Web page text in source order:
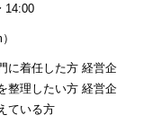
14:00
に着任した方 経営企
整理したい方 経営企
ている方